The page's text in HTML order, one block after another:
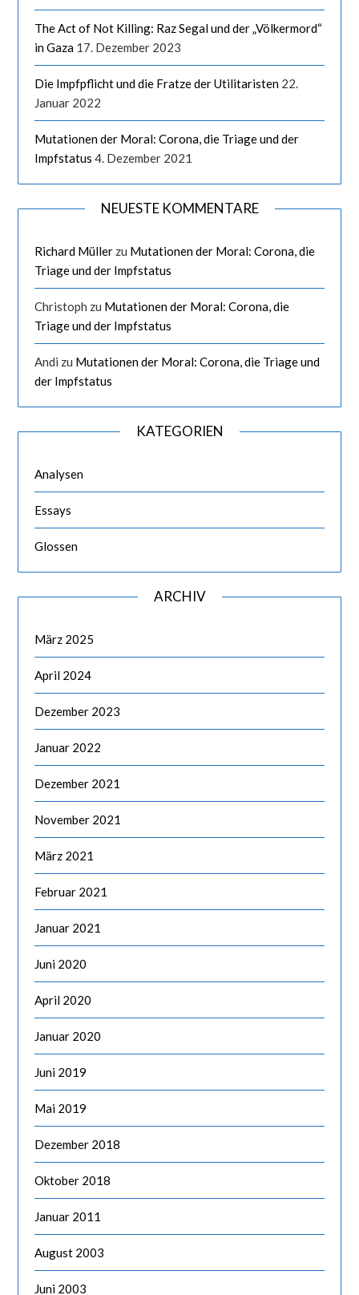
The Act of Not Killing: Raz Segal und der „Völkermord“
in Gaza 17. Dezember 2023
Die Impfpflicht und die Fratze der Utilitaristen 22.
Januar 2022
Mutationen der Moral: Corona, die Triage und der
Impfstatus 4. Dezember 2021
NEUESTE KOMMENTARE
Richard Müller zu Mutationen der Moral: Corona, die
Triage und der Impfstatus
Christoph zu Mutationen der Moral: Corona, die
Triage und der Impfstatus
Andi zu Mutationen der Moral: Corona, die Triage und
der Impfstatus
KATEGORIEN
Analysen
Essays
Glossen
ARCHIV
März 2025
April 2024
Dezember 2023
Januar 2022
Dezember 2021
November 2021
März 2021
Februar 2021
Januar 2021
Juni 2020
April 2020
Januar 2020
Juni 2019
Mai 2019
Dezember 2018
Oktober 2018
Januar 2011
August 2003
Juni 2003